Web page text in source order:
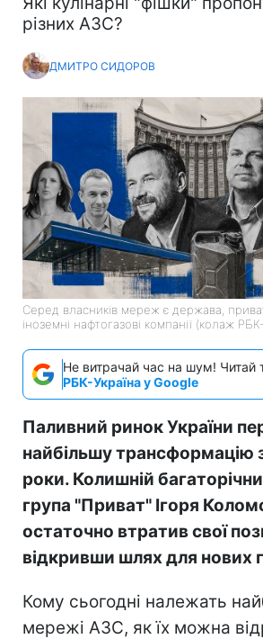
різних АЗС?
ДМИТРО СИДОРОВ
Серед власників мереж є держава,
іноземні нафтогазові компанії (колаж
Не витрачай час на шум! Читай
РБК-Україна у Google
Паливний ринок України
найбільшу трансформацію
роки. Колишній
група "Приват" Ігоря
остаточно втратив свої
відкривши шлях для нових
Кому сьогодні належать
мережі АЗС, як їх можна